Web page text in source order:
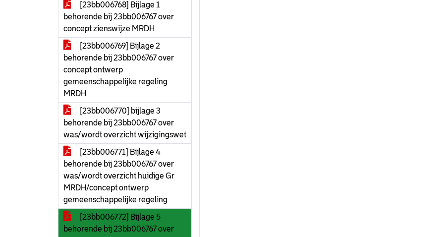
[23bb006768] Bijlage 1
behorende bij 23bb006767 over
concept zienswijze MRDH
[23bb006769] Bijlage 2
behorende bij 23bb006767 over
concept ontwerp
gemeenschappelijke regeling
MRDH
[23bb006770] bijlage 3
behorende bij 23bb006767 over
was/wordt overzicht wijzigingswet
[23bb006771] Bijlage 4
behorende bij 23bb006767 over
was/wordt overzicht huidige Gr
MRDH/concept ontwerp
gemeenschappelijke regeling
[23bb006772] Bijlage 5
behorende bij 23bb006767 over